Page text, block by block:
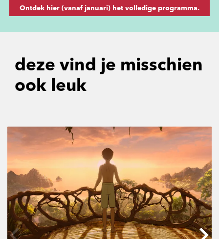
Ontdek hier (vanaf januari) het volledige programma.
deze vind je misschien
ook leuk